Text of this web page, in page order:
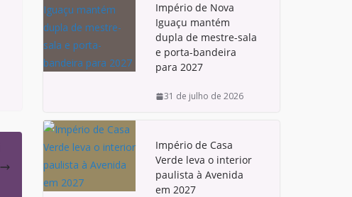
Império de Nova
Iguaçu mantém
dupla de mestre-sala
e porta-bandeira
para 2027
31 de julho de 2026
Império de Casa
Verde leva o interior
paulista à Avenida
em 2027